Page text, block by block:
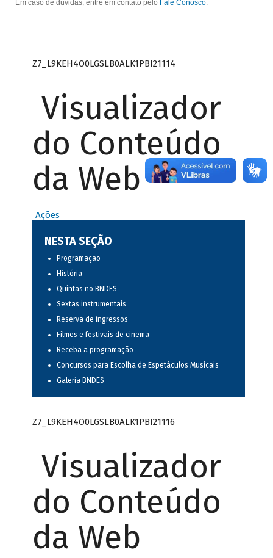
Em caso de dúvidas, entre em contato pelo Fale Conosco.
Z7_L9KEH4O0LGSLB0ALK1PBI21114
Visualizador
do Conteúdo
da Web
Ações
NESTA SEÇÃO
Programação
História
Quintas no BNDES
Sextas instrumentais
Reserva de ingressos
Filmes e festivais de cinema
Receba a programação
Concursos para Escolha de Espetáculos Musicais
Galeria BNDES
Z7_L9KEH4O0LGSLB0ALK1PBI21116
Visualizador
do Conteúdo
da Web